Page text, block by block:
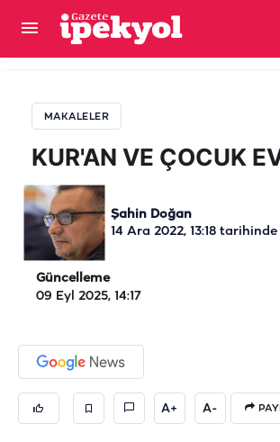
MAKALELER
KUR'AN VE ÇOCUK
Şahin Doğan
14 Ara 2022, 13:18 tarihinde
Güncelleme
09 Eyl 2025, 14:17
A+ A-
KUR'AN VE ÇOCUK EVLİLİĞİ